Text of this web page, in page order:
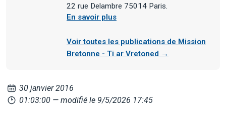
22 rue Delambre 75014 Paris.
En savoir plus
Voir toutes les publications de Mission
Bretonne - Ti ar Vretoned →
30 janvier 2016
01:03:00 — modifié le 9/5/2026 17:45